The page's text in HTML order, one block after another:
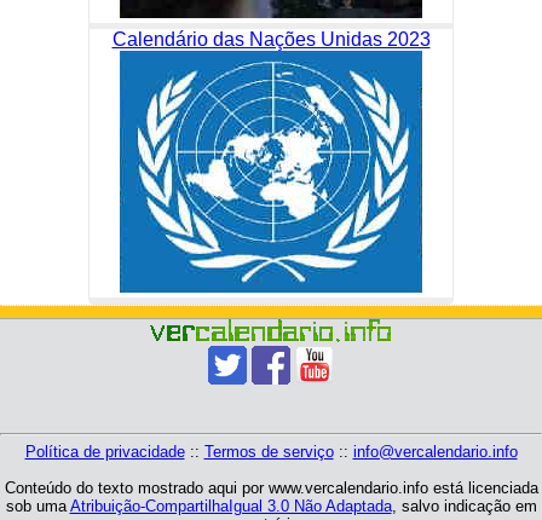
Calendário das Nações Unidas 2023
Política de privacidade:: Termos de serviço:: info@vercalendario.info
Conteúdo do texto mostrado aqui por www.vercalendario.info está licenciada
sob umaAtribuição-CompartilhaIgual 3.0 Não Adaptada, salvo indicação em